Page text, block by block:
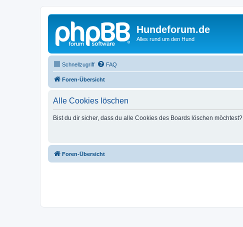
Hundeforum.de
Alles rund um den Hund
Schnellzugriff FAQ
Foren-Übersicht
Alle Cookies löschen
Bist du dir sicher, dass du alle Cookies des Boards löschen möchtest?
Foren-Übersicht